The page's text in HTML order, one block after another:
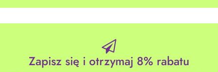
Zapisz się i otrzymaj 8% rabatu